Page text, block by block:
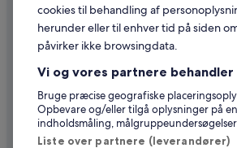
Nyhedsrum
Reklame
cookies til behandling af
herunder eller til enhver tid på siden
påvirker ikke browsingdata.
Vi og vores partnere
Bruge præcise geografiske
Opbevare og/eller tilgå oplysninger på
indholdsmåling,
Liste over partnere (leverandører)